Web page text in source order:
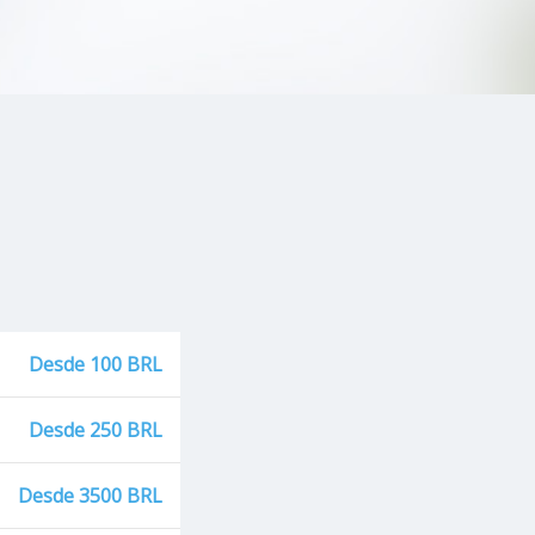
Síndrome De Kearns-Sayer
Síndrome Oculocerebrorrenal
Infecções Oculares
Desde 100 BRL
Desde 250 BRL
Desde 3500 BRL